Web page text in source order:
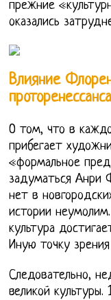
прежние
оказались
Влияние
проторенессанса
О том, что в
прибегает
«формальное
задуматься Анри
нет в
истории
культура
Иную точку
Следовательно,
великой